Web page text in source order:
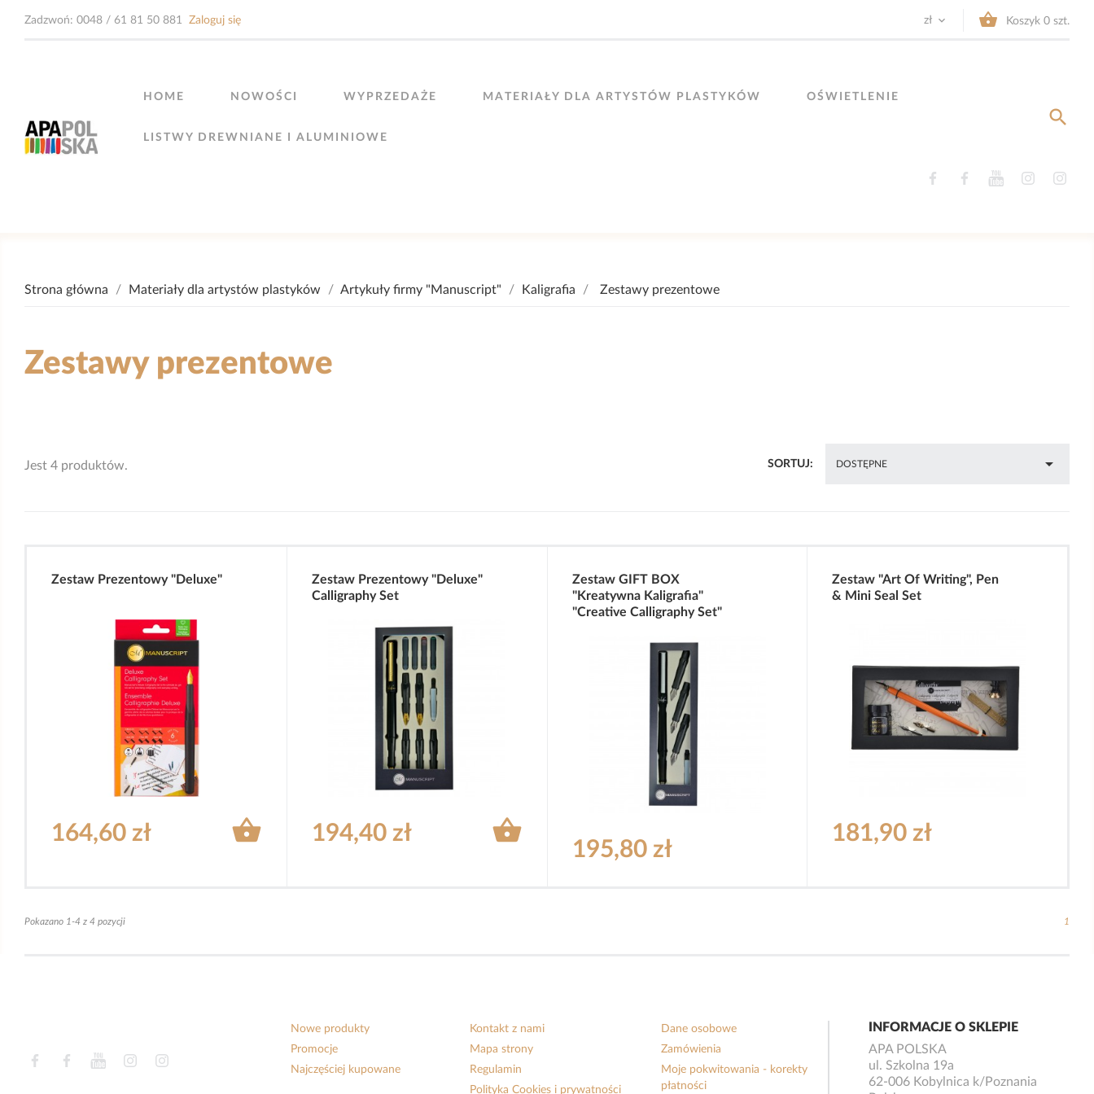
Zadzwoń: 0048 / 61 81 50 881 Zaloguj się zł   Koszyk 0 szt.
FacebookFacebookYouTubeInstagram
HOME NOWOŚCI WYPRZEDAŻE MATERIAŁY DLA ARTYSTÓW PLASTYKÓW OŚWIETLENIE
LISTWY DREWNIANE I ALUMINIOWE

Strona główna Materiały dla artystów plastyków Artykuły firmy "Manuscript" Kaligrafia Zestawy prezentowe
Zestawy prezentowe
Jest 4 produktów. SORTUJ: DOSTĘPNE 
Zestaw Prezentowy "Deluxe"
164,60 zł 
Zestaw Prezentowy "Deluxe"
Calligraphy Set
194,40 zł 
Zestaw GIFT BOX
"Kreatywna Kaligrafia"
"Creative Calligraphy Set"
195,80 zł
Zestaw "Art Of Writing", Pen
& Mini Seal Set
181,90 zł
Pokazano 1-4 z 4 pozycji 1
FacebookFacebookYouTubeInstagram
Nowe produkty
Promocje
Najczęściej kupowane
Kontakt z nami
Mapa strony
Regulamin
Polityka Cookies i prywatności
Dane osobowe
Zamówienia
Moje pokwitowania - korekty
płatności
INFORMACJE O SKLEPIE
APA POLSKA
ul. Szkolna 19a
62-006 Kobylnica k/Poznania